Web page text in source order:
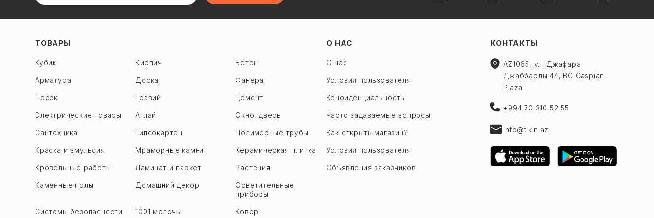
ТОВАРЫ
Кубик Кирпич Бетон
Арматура Доска Фанера
Песок Гравий Цемент
Электрические товары Аглай Окно, дверь
Сантехника Гипсокартон Полимерные трубы
Краска и эмульсия Мраморные камни Керамическая плитка
Кровельные работы Ламинат и паркет Растения
Каменные полы Домашний декор
Осветительные
приборы
Системы безопасности 1001 мелочь Ковёр
О НАС
О нас
Условия пользователя
Конфиденциальность
Часто задаваемые вопросы
Как открыть магазин?
Условия пользователя
Объявления заказчиков
КОНТАКТЫ
AZ1065, ул. Джафара
Джаббарлы 44, BC Caspian
Plaza
+994 70 310 52 55
info@tikin.az